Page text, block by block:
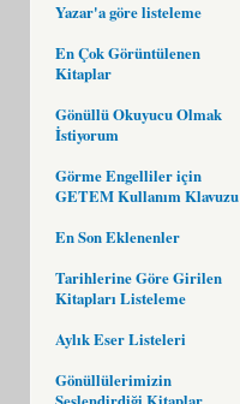
Yazar'a göre listeleme
En Çok Görüntülenen
Kitaplar
Gönüllü Okuyucu Olmak
İstiyorum
Görme Engelliler için
GETEM Kullanım Klavuzu
En Son Eklenenler
Tarihlerine Göre Girilen
Kitapları Listeleme
Aylık Eser Listeleri
Gönüllülerimizin